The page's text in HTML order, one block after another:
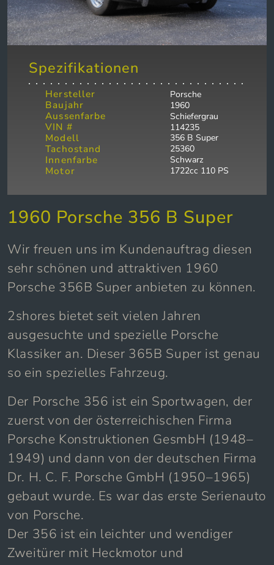
Spezifikationen
Hersteller
Baujahr
Aussenfarbe
VIN #
Modell
Tachostand
Motor
Porsche
1960
Schiefergrau
114235
356 B Super
25360
1722cc 110 PS
1960 Porsche 356 B Super
Wir freuen uns im Kundenauftrag diesen
sehr schönen und attraktiven 1960
Porsche 356B Super anbieten zu können.
2shores bietet seit vielen Jahren
ausgesuchte und spezielle Porsche
Klassiker an. Dieser 365B Super ist genau
so ein spezielles Fahrzeug.
Der Porsche 356 ist ein Sportwagen, der
zuerst von der österreichischen Firma
Porsche Konstruktionen GesmbH (1948–
1949) und dann von der deutschen Firma
Dr. H. C. F. Porsche GmbH (1950–1965)
gebaut wurde. Es war das erste Serienauto
von Porsche.
Der 356 ist ein leichter und wendiger